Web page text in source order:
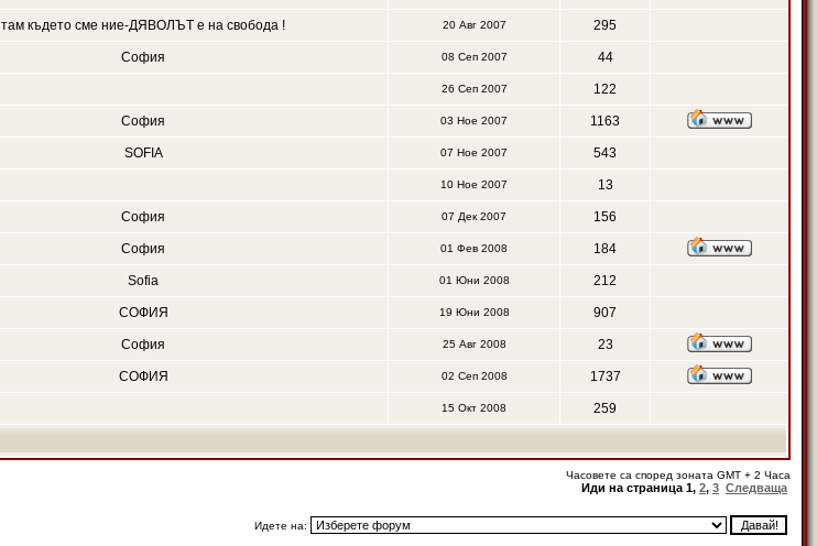
там където сме ние-ДЯВОЛЪТ е на свобода ! 20 Авг 2007 295
София 08 Сеп 2007 44
26 Сеп 2007 122
София 03 Ное 2007 1163
SOFIA 07 Ное 2007 543
10 Ное 2007 13
София 07 Дек 2007 156
София 01 Фев 2008 184
Sofia 01 Юни 2008 212
СОФИЯ 19 Юни 2008 907
София 25 Авг 2008 23
СОФИЯ 02 Сеп 2008 1737
15 Окт 2008 259
Часовете са според зоната GMT + 2 Часа
Иди на страница 1, 2, 3 Следваща
Идете на: